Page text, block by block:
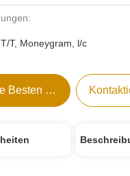
T, Moneygram, l/c
Besten Preis